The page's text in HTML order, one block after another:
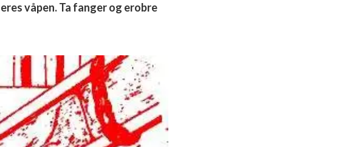
våpen. Ta fanger og erobre